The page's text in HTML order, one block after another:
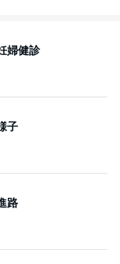
婦健診
子
路